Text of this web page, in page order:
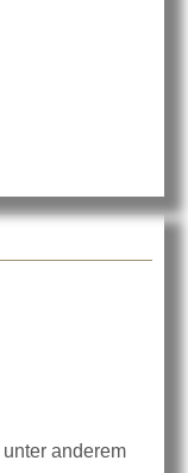
unter anderem